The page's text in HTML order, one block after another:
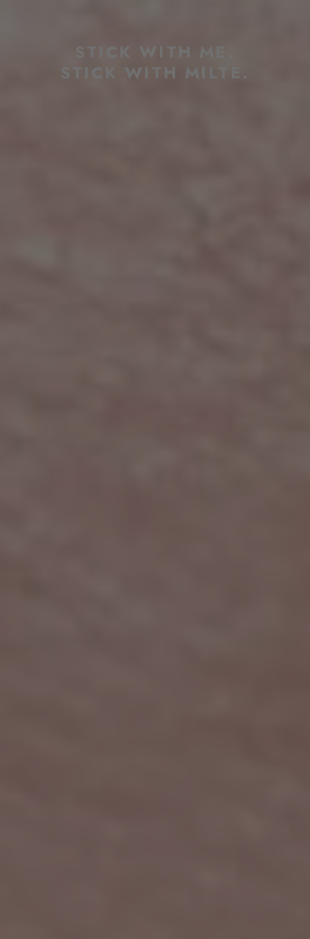
STICK WITH ME.
STICK WITH MILTE.